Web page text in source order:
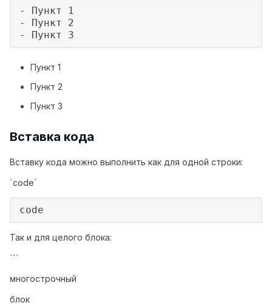
- Пункт 1
- Пункт 2
- Пункт 3
Пункт 1
Пункт 2
Пункт 3
Вставка кода
Вставку кода можно выполнить как для одной строки:
`code`
code
Так и для целого блока:
```
многострочный
блок